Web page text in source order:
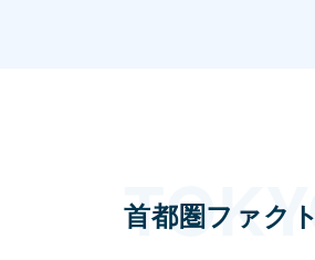
首都圏ファク